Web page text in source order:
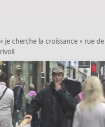
« je cherche la croissance » rue de
rivoli